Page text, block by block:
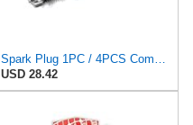
USD 28.42